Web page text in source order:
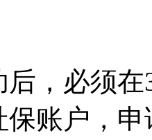
，必须
保账户，